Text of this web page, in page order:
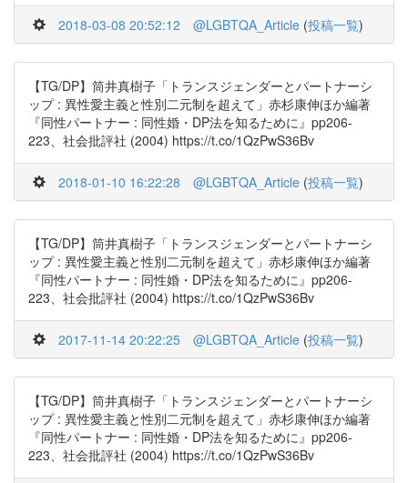
2018-03-08 20:52:12 @LGBTQA_Article (投稿一覧)
【TG/DP】筒井真樹子「トランスジェンダーとパートナーシ
ップ : 異性愛主義と性別二元制を超えて」赤杉康伸ほか編著
『同性パートナー : 同性婚・DP法を知るために』pp206-
223、社会批評社 (2004) https://t.co/1QzPwS36Bv
2018-01-10 16:22:28 @LGBTQA_Article (投稿一覧)
【TG/DP】筒井真樹子「トランスジェンダーとパートナーシ
ップ : 異性愛主義と性別二元制を超えて」赤杉康伸ほか編著
『同性パートナー : 同性婚・DP法を知るために』pp206-
223、社会批評社 (2004) https://t.co/1QzPwS36Bv
2017-11-14 20:22:25 @LGBTQA_Article (投稿一覧)
【TG/DP】筒井真樹子「トランスジェンダーとパートナーシ
ップ : 異性愛主義と性別二元制を超えて」赤杉康伸ほか編著
『同性パートナー : 同性婚・DP法を知るために』pp206-
223、社会批評社 (2004) https://t.co/1QzPwS36Bv